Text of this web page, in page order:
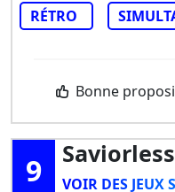
RÉTRO
Bonne
9 Saviorless
VOIR DES JEUX